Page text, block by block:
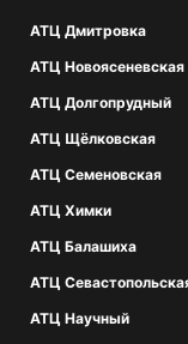
АТЦ Дмитровка
АТЦ Новоясеневская
АТЦ Долгопрудный
АТЦ Щёлковская
АТЦ Семеновская
АТЦ Химки
АТЦ Балашиха
АТЦ
АТЦ Научный